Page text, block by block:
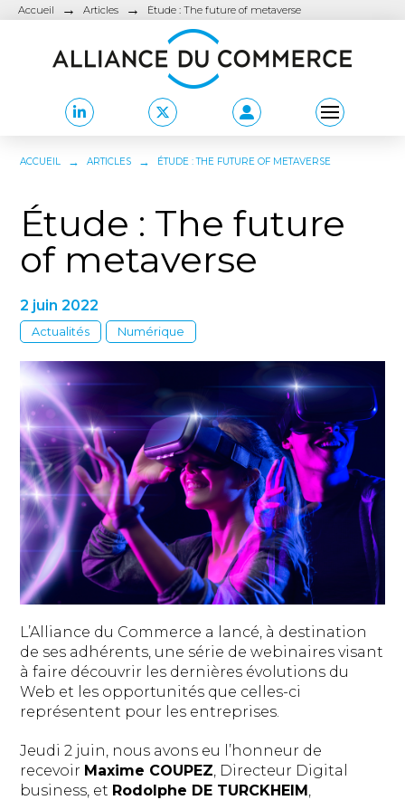
Accueil → Articles → Étude : The future of metaverse
ACCUEIL → ARTICLES → ÉTUDE : THE FUTURE OF METAVERSE
Étude : The future
of metaverse
2 juin 2022
Actualités Numérique
L’Alliance du Commerce a lancé, à destination
de ses adhérents, une série de webinaires visant
à faire découvrir les dernières évolutions du
Web et les opportunités que celles-ci
représentent pour les entreprises.
Jeudi 2 juin, nous avons eu l’honneur de
recevoir Maxime COUPEZ , Directeur Digital
business, et Rodolphe DE TURCKHEIM